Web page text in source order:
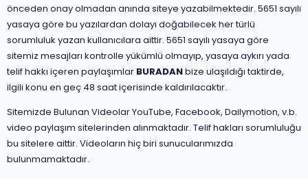
önceden onay olmadan anında siteye yazabilmektedir. 5651 sayılı
yasaya göre bu yazılardan dolayı doğabilecek her türlü
sorumluluk yazan kullanıcılara aittir. 5651 sayılı yasaya göre
sitemiz mesajları kontrolle yükümlü olmayıp, yasaya aykırı yada
telif hakkı içeren paylaşımlar BURADANbize ulaşıldığı taktirde,
ilgili konu en geç 48 saat içerisinde kaldırılacaktır.
Sitemizde Bulunan Videolar YouTube, Facebook, Dailymotion, v.b.
video paylaşım sitelerinden alınmaktadır. Telif hakları sorumluluğu
bu sitelere aittir. Videoların hiç biri sunucularımızda
bulunmamaktadır.